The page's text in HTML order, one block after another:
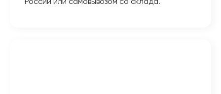
России или самовывозом со склада.